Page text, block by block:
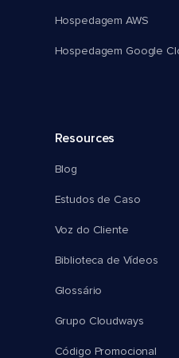
Hospedagem AWS
Hospedagem Google
Resources
Blog
Estudos de Caso
Voz do Cliente
Biblioteca de Vídeos
Glossário
Grupo Cloudways
Código Promocional